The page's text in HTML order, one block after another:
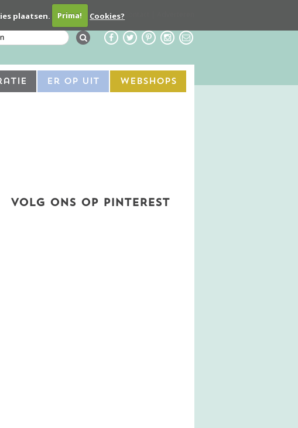
plaatsen. Prima! Cookies?Contact
Er Op Uit Webshops
VOLG ONS OP PINTEREST